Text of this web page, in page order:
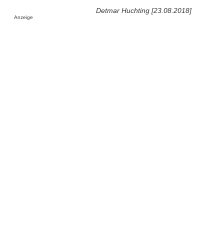
Detmar Huchting [23.08.2018]
Anzeige